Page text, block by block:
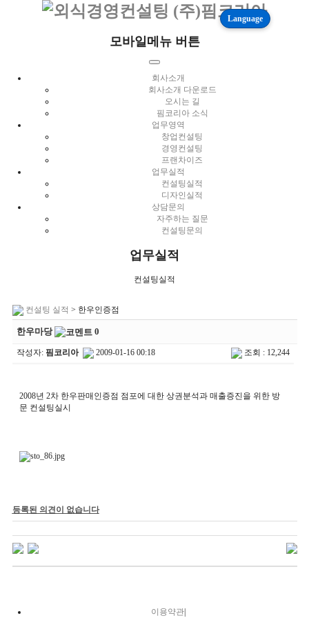
Language
모바일메뉴 버튼
회사소개
회사소개 다운로드
오시는 길
핌코리아 소식
업무영역
창업컨설팅
경영컨설팅
프랜차이즈
업무실적
컨설팅실적
디자인실적
상담문의
자주하는 질문
컨설팅문의
업무실적
컨설팅실적
컨설팅 실적 > 한우인증점
한우마당 0
작성자: 핌코리아 2009-01-16 00:18 조회 : 12,244
2008년 2차 한우판매인증점 점포에 대한 상권분석과 매출증진을 위한 방
문 컨설팅실시
등록된 의견이 없습니다
이용약관|